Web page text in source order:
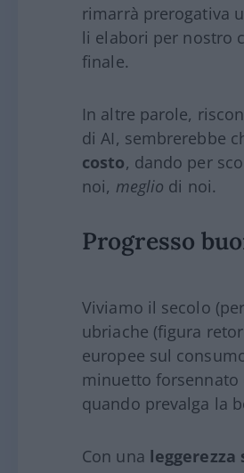
rimarrà prerogativa
li elabori per nostro
finale.
In altre parole,
di AI, sembrerebbe
costo, dando per
noi, meglio di noi.
Progresso
Viviamo il secolo
ubriache (figura
europee sul
minuetto forsennato
quando prevalga la
Con una